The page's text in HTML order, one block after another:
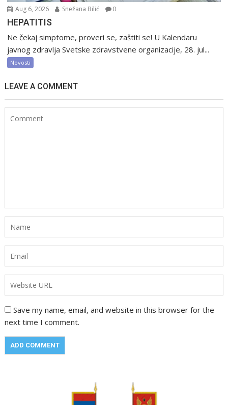
Aug 6, 2026 Snežana Bilić 0
HEPATITIS
Ne čekaj simptome, proveri se, zaštiti se! U Kalendaru
javnog zdravlja Svetske zdravstvene organizacije, 28. jul...
Novosti
LEAVE A COMMENT
Save my name, email, and website in this browser for the
next time I comment.